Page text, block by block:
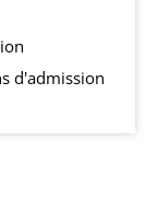
d'admission